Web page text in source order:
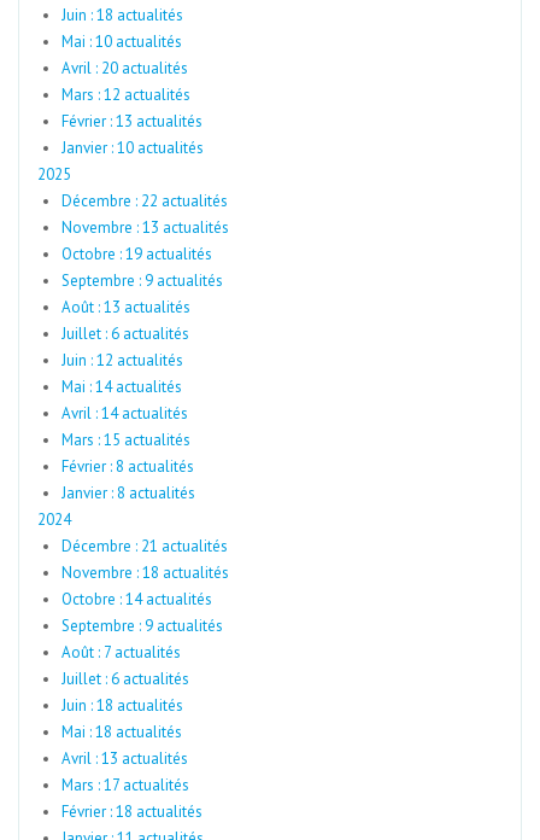
Juin : 18 actualités
Mai : 10 actualités
Avril : 20 actualités
Mars : 12 actualités
Février : 13 actualités
Janvier : 10 actualités
2025
Décembre : 22 actualités
Novembre : 13 actualités
Octobre : 19 actualités
Septembre : 9 actualités
Août : 13 actualités
Juillet : 6 actualités
Juin : 12 actualités
Mai : 14 actualités
Avril : 14 actualités
Mars : 15 actualités
Février : 8 actualités
Janvier : 8 actualités
2024
Décembre : 21 actualités
Novembre : 18 actualités
Octobre : 14 actualités
Septembre : 9 actualités
Août : 7 actualités
Juillet : 6 actualités
Juin : 18 actualités
Mai : 18 actualités
Avril : 13 actualités
Mars : 17 actualités
Février : 18 actualités